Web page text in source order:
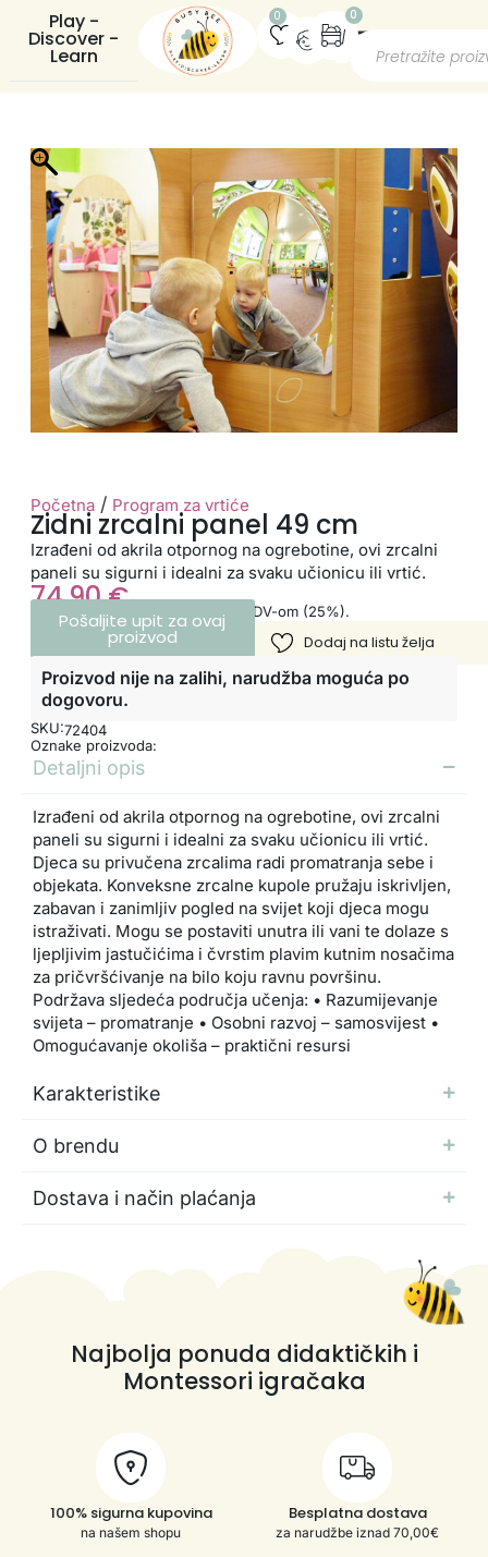
Play -
Discover -
Learn
0 0
Početna/ Program za vrtiće
Zidni zrcalni panel 49 cm
Izrađeni od akrila otpornog na ogrebotine, ovi zrcalni
paneli su sigurni i idealni za svaku učionicu ili vrtić.
74,90€
Cijena je iskazana s uključenim PDV-om (25%).
Pošaljite upit za ovaj
proizvod
Proizvod nije na zalihi, narudžba moguća po
dogovoru.
SKU:72404
Oznake proizvoda:
Detaljni opis
Izrađeni od akrila otpornog na ogrebotine, ovi zrcalni
paneli su sigurni i idealni za svaku učionicu ili vrtić.
Djeca su privučena zrcalima radi promatranja sebe i
objekata. Konveksne zrcalne kupole pružaju iskrivljen,
zabavan i zanimljiv pogled na svijet koji djeca mogu
istraživati. Mogu se postaviti unutra ili vani te dolaze s
ljepljivim jastučićima i čvrstim plavim kutnim nosačima
za pričvršćivanje na bilo koju ravnu površinu.
Podržava sljedeća područja učenja: • Razumijevanje
svijeta – promatranje • Osobni razvoj – samosvijest •
Omogućavanje okoliša – praktični resursi
Karakteristike
O brendu
Dostava i način plaćanja
Najbolja ponuda didaktičkih i
Montessori igračaka
100% sigurna kupovina
na našem shopu
Besplatna dostava
za narudžbe iznad 70,00€